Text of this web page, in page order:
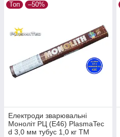
Топ –50%
Електроди зварювальні
Моноліт РЦ (Е46) PlasmaTec
d 3,0 мм тубус 1,0 кг ТМ